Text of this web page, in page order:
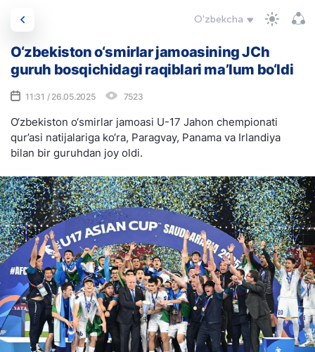
O'zbekcha
O‘zbekiston o‘smirlar jamoasining JCh
guruh bosqichidagi raqiblari ma’lum bo‘ldi
11:31 / 26.05.2025 7523
O‘zbekiston o‘smirlar jamoasi U-17 Jahon chempionati
qur’asi natijalariga ko‘ra, Paragvay, Panama va Irlandiya
bilan bir guruhdan joy oldi.